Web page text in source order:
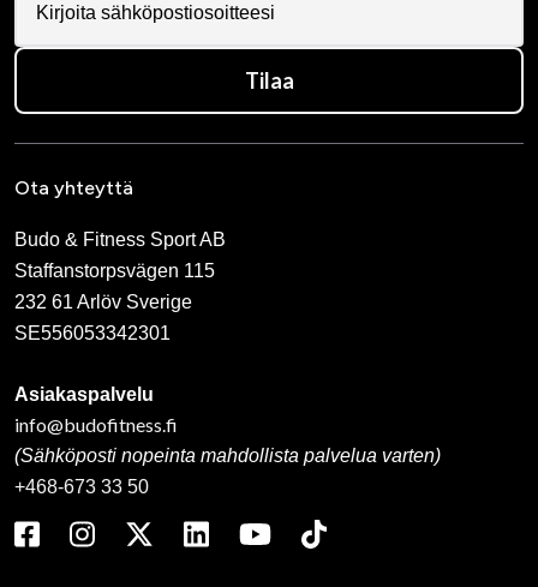
Tilaa
Ota yhteyttä
Budo & Fitness Sport AB
Staffanstorpsvägen 115
232 61 Arlöv Sverige
SE556053342301
Asiakaspalvelu
info@budofitness.fi
(Sähköposti nopeinta mahdollista palvelua varten)
+468-673 33 50